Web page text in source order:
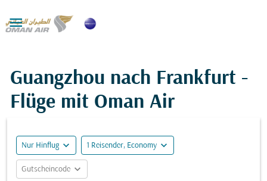

Guangzhou nach Frankfurt -
Flüge mit Oman Air
Nur Hinflug expand_more 1 Reisender, Economy expand_more
Gutscheincode expand_more